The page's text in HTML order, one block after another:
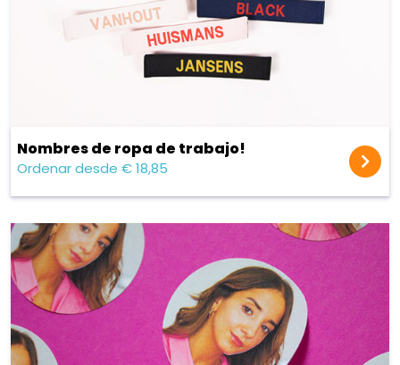
Nombres de ropa de trabajo!
Ordenar desde € 18,85